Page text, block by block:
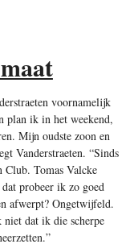
voornamelijk
plan ik in het weekend,
Mijn oudste zoon en
Vanderstraeten. “Sinds
Club. Tomas Valcke
probeer ik zo goed
afwerpt? Ongetwijfeld.
dat ik die scherpe